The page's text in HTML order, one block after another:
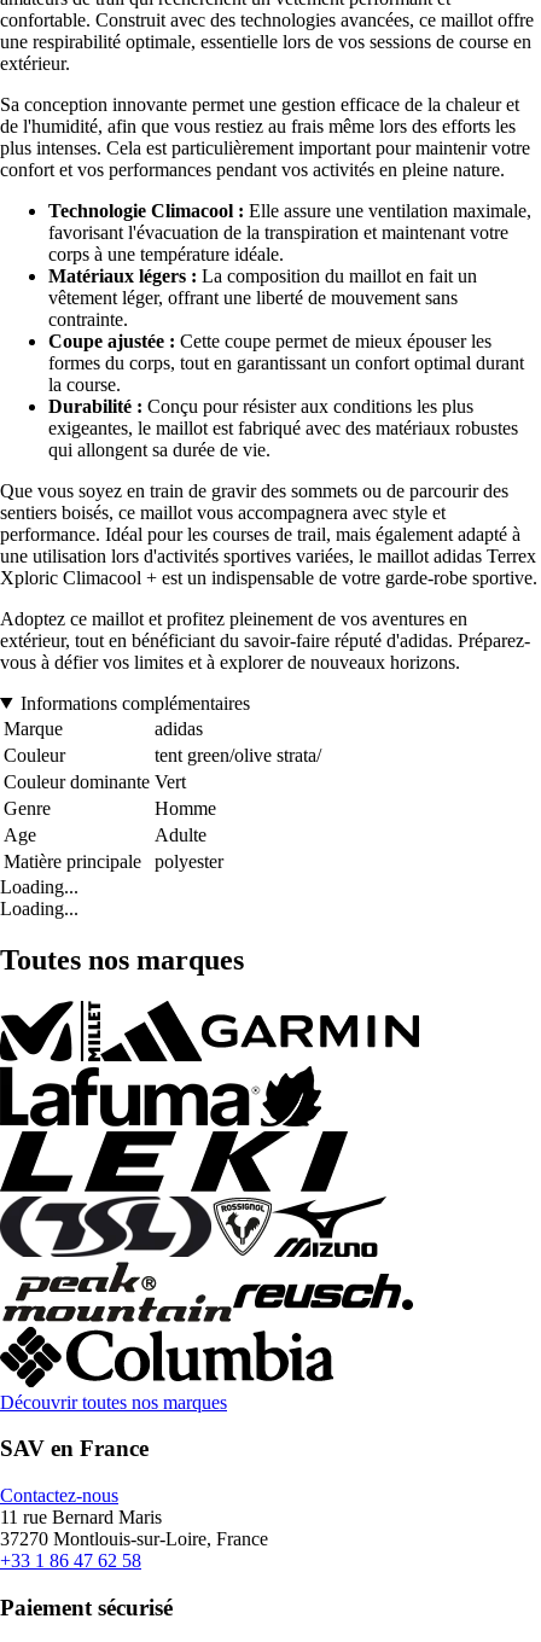
confortable. Construit avec des technologies avancées, ce maillot offre
une respirabilité optimale, essentielle lors de vos sessions de course en
extérieur.
Sa conception innovante permet une gestion efficace de la chaleur et
de l'humidité, afin que vous restiez au frais même lors des efforts les
plus intenses. Cela est particulièrement important pour maintenir votre
confort et vos performances pendant vos activités en pleine nature.
Technologie Climacool : Elle assure une ventilation maximale,
favorisant l'évacuation de la transpiration et maintenant votre
corps à une température idéale.
Matériaux légers : La composition du maillot en fait un
vêtement léger, offrant une liberté de mouvement sans
contrainte.
Coupe ajustée : Cette coupe permet de mieux épouser les
formes du corps, tout en garantissant un confort optimal durant
la course.
Durabilité : Conçu pour résister aux conditions les plus
exigeantes, le maillot est fabriqué avec des matériaux robustes
qui allongent sa durée de vie.
Que vous soyez en train de gravir des sommets ou de parcourir des
sentiers boisés, ce maillot vous accompagnera avec style et
performance. Idéal pour les courses de trail, mais également adapté à
une utilisation lors d'activités sportives variées, le maillot adidas Terrex
Xploric Climacool + est un indispensable de votre garde-robe sportive.
Adoptez ce maillot et profitez pleinement de vos aventures en
extérieur, tout en bénéficiant du savoir-faire réputé d'adidas. Préparez-
vous à défier vos limites et à explorer de nouveaux horizons.
Informations complémentaires
Marque
adidas
Couleur
tent green/olive strata/
Couleur dominante Vert
Genre
Homme
Age
Adulte
Matière principale
polyester
Loading...
Loading...
Toutes nos marques
Découvrir toutes nos marques
SAV en France
Contactez-nous
11 rue Bernard Maris
37270 Montlouis-sur-Loire, France
+33 1 86 47 62 58
Paiement sécurisé